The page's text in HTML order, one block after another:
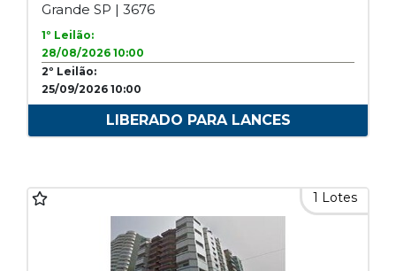
Grande SP | 3676
1º Leilão:
28/08/2026 10:00
2º Leilão:
25/09/2026 10:00
LIBERADO PARA LANCES
1 Lotes